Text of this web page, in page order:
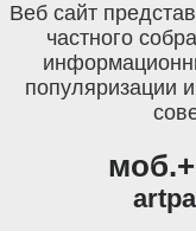
Веб сайт
частного
популяризации